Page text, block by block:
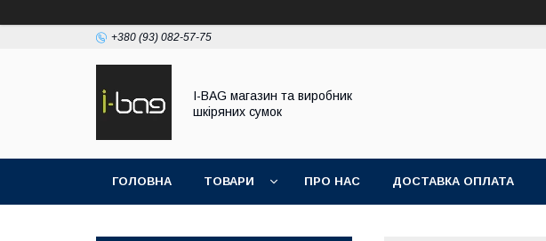
+380 (93) 082-57-75
I-BAG магазин та виробник
шкіряних сумок
ГОЛОВНА ТОВАРИ ПРО НАС ДОСТАВКА ОПЛАТА